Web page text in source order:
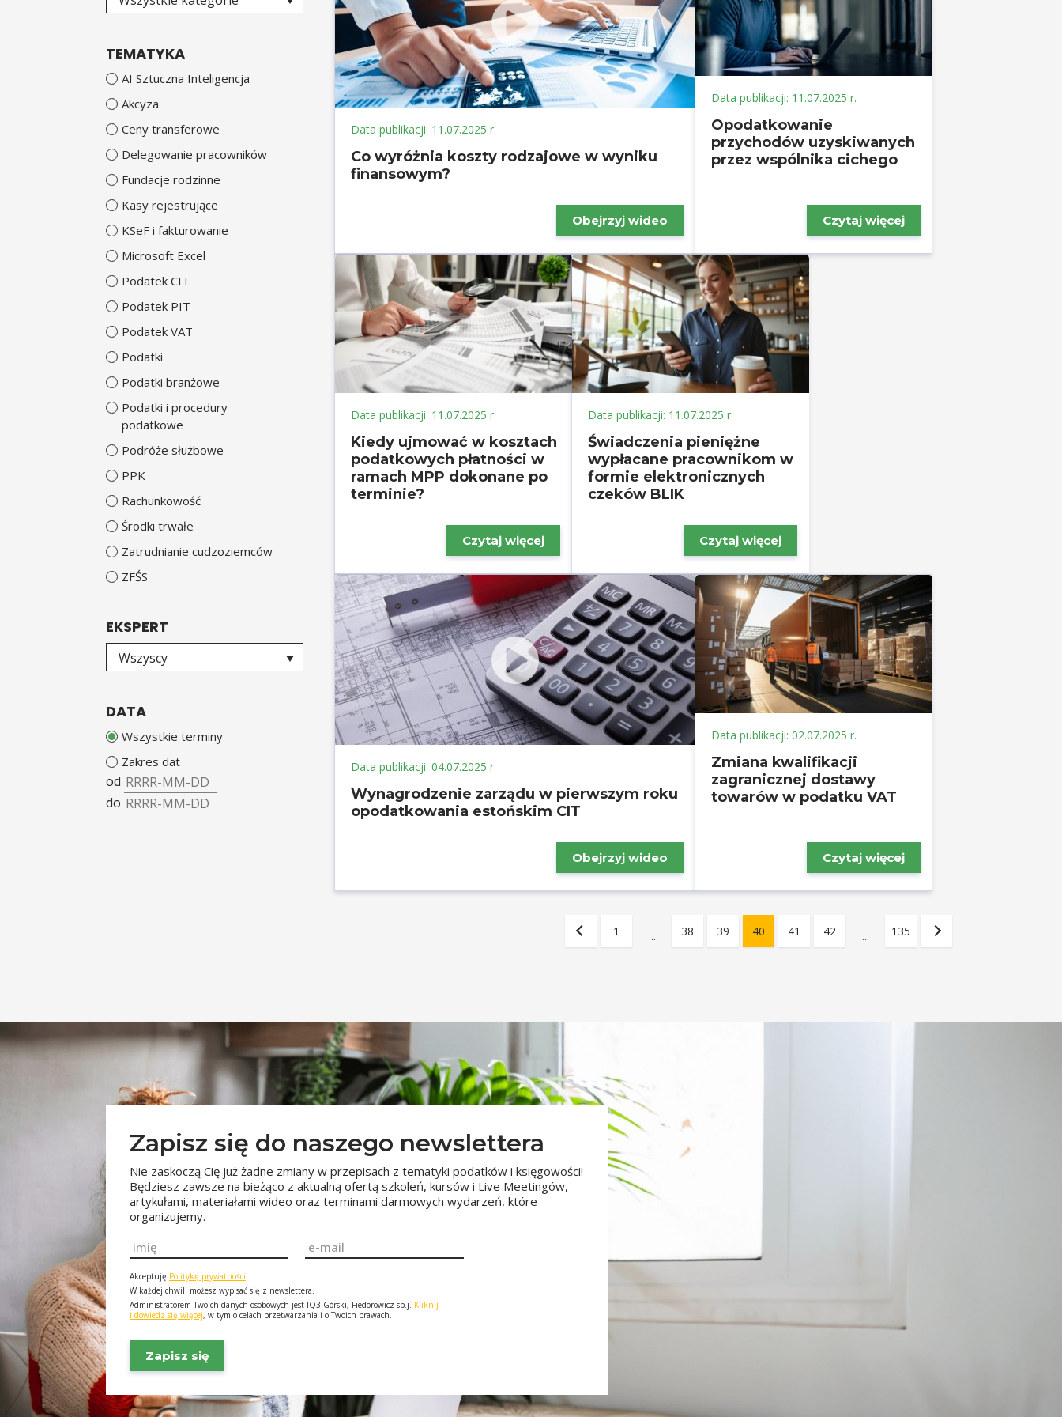
TEMATYKA
AI Sztuczna Inteligencja
Akcyza
Ceny transferowe
Delegowanie pracowników
Fundacje rodzinne
Kasy rejestrujące
KSeF i fakturowanie
Microsoft Excel
Podatek CIT
Podatek PIT
Podatek VAT
Podatki
Podatki branżowe
Podatki i procedury
podatkowe
Podróże służbowe
PPK
Rachunkowość
Środki trwałe
Zatrudnianie cudzoziemców
ZFŚS
EKSPERT
Wybierz eksperta
Wszyscy
DATA
Wszystkie terminy
Zakres dat
od
do
Data publikacji: 11.07.2025 r.
Co wyróżnia koszty rodzajowe w wyniku
finansowym?
Obejrzyj wideo
Data publikacji: 11.07.2025 r.
Opodatkowanie
przychodów uzyskiwanych
przez wspólnika cichego
Czytaj więcej
Data publikacji: 11.07.2025 r.
Kiedy ujmować w kosztach
podatkowych płatności w
ramach MPP dokonane po
terminie?
Czytaj więcej
Data publikacji: 11.07.2025 r.
Świadczenia pieniężne
wypłacane pracownikom w
formie elektronicznych
czeków BLIK
Czytaj więcej
Data publikacji: 04.07.2025 r.
Wynagrodzenie zarządu w pierwszym roku
opodatkowania estońskim CIT
Obejrzyj wideo
Data publikacji: 02.07.2025 r.
Zmiana kwalifikacji
zagranicznej dostawy
towarów w podatku VAT
Czytaj więcej
1 ... 38 39 40 41 42 ... 135
Zapisz się do naszego newslettera
Nie zaskoczą Cię już żadne zmiany w przepisach z tematyki podatków i księgowości!
Będziesz zawsze na bieżąco z aktualną ofertą szkoleń, kursów i Live Meetingów,
artykułami, materiałami wideo oraz terminami darmowych wydarzeń, które
organizujemy.
Imię Email
Akceptuję Politykę prywatności.
W każdej chwili możesz wypisać się z newslettera.
Administratorem Twoich danych osobowych jest IQ3 Górski, Fiedorowicz sp.j. Kliknij
i dowiedz się więcej, w tym o celach przetwarzania i o Twoich prawach.